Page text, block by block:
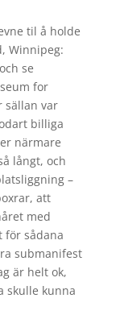
til å holde
Winnipeg:
se
for
sällan var
billiga
närmare
långt, och
–
att
med
för sådana
submanifest
är helt ok,
skulle kunna